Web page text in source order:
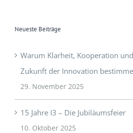
Neueste Beiträge
Warum Klarheit, Kooperation
Zukunft der Innovation
29. November 2025
15 Jahre I3 – Die Jubiläumsfeier
10. Oktober 2025